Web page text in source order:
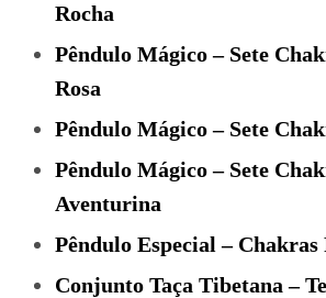
Rocha
Pêndulo Mágico – Sete
Rosa
Pêndulo Mágico – Sete
Pêndulo Mágico – Sete
Aventurina
Pêndulo Especial –
Conjunto Taça Tibetana –